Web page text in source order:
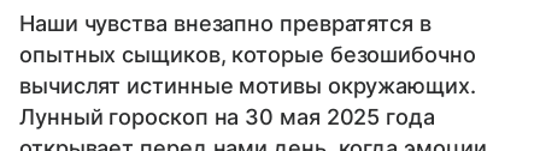
Наши чувства внезапно превратятся в
опытных сыщиков, которые безошибочно
вычислят истинные мотивы окружающих.
Лунный гороскоп на 30 мая 2025 года